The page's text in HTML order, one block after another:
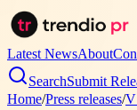
Latest NewsAbout
SearchSubmit
Home/Press releases/V